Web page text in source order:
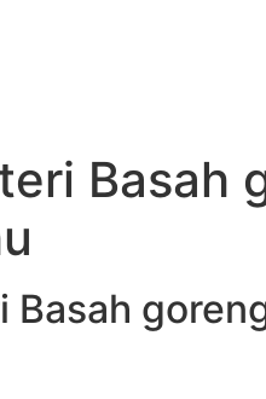
Basah
Basah